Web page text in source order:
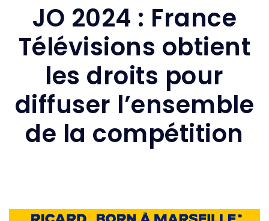
JO 2024 : France
Télévisions obtient
les droits pour
diffuser l’ensemble
de la compétition